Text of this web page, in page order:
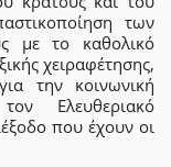
των
με το καθολικό
χειραφέτησης,
την κοινωνική
Ελευθεριακό
που έχουν οι